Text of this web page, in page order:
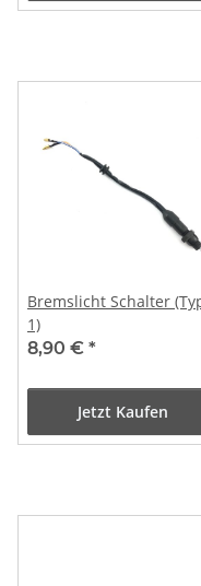
Bremslicht Schalter
1)
8,90 € *
Jetzt Kaufen